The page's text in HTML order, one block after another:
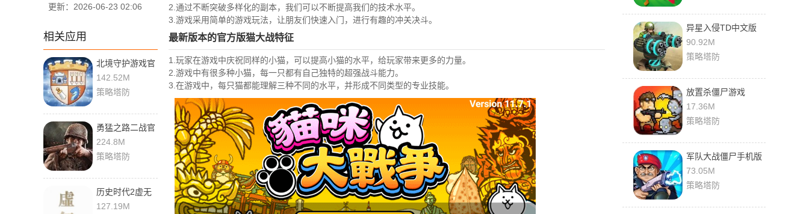
更新：2026-06-23 02:06
相关应用
北境守护游戏官
方版
142.52M
策略塔防
勇猛之路二战官
网版下载
224.8M
策略塔防
历史时代2虚无
最新版
127.19M
2.通过不断突破多样化的副本，我们可以不断提高我们的技术水平。
3.游戏采用简单的游戏玩法，让朋友们快速入门，进行有趣的冲关决斗。
最新版本的官方版猫大战特征
1.玩家在游戏中庆祝同样的小猫，可以提高小猫的水平，给玩家带来更多的力量。
2.游戏中有很多种小猫，每一只都有自己独特的超强战斗能力。
3.在游戏中，每只猫都能理解三种不同的水平，并形成不同类型的专业技能。
异星入侵TD中文版
90.92M
策略塔防
放置杀僵尸游戏
17.36M
策略塔防
军队大战僵尸手机版
73.05M
策略塔防